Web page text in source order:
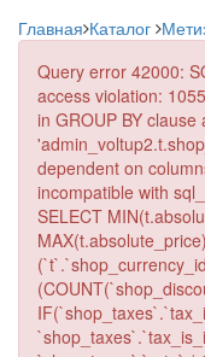
Главная Каталог
Query error 42000:
access violation:
in GROUP BY
dependent on
incompatible with
SELECT